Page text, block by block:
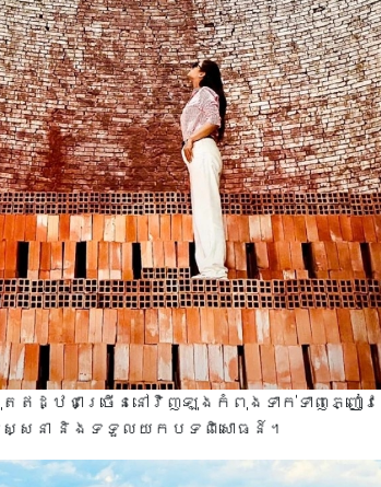
ឥដ្ឋជាច្រើននៅវិញឡុងកំពុងទាក់ទាញភ្ញៀ
សនា និងទទួលយកបទពិសោធន៍។